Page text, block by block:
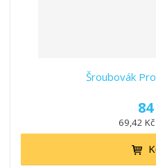
Šroubovák
69,42